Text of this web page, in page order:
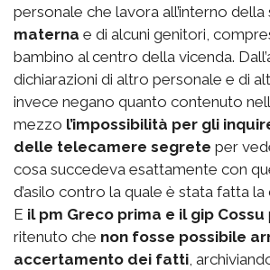
personale che lavora all’interno della
materna e di alcuni genitori,
bambino al centro della vicenda.
dichiarazioni di altro personale e di
invece negano quanto contenuto
mezzo l’impossibilità per gli
delle telecamere segrete per
cosa succedeva esattamente con
d’asilo contro la quale è stata fatta la
E il pm Greco prima e il gip Cossu
ritenuto che non fosse possibile
accertamento dei fatti,